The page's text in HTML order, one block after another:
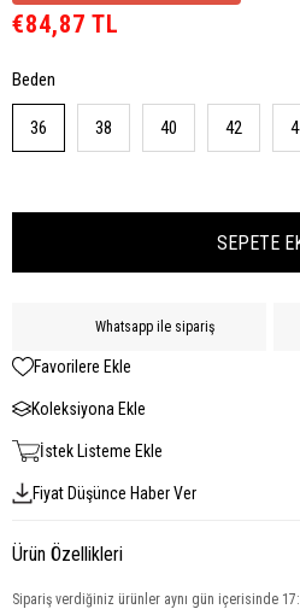
€84,87 TL
Beden
36 38 40 42
Whatsapp ile sipariş
Favorilere Ekle
Koleksiyona Ekle
İstek Listeme Ekle
Fiyat Düşünce Haber Ver
Ürün Özellikleri
Sipariş verdiğiniz ürünler aynı gün içerisinde